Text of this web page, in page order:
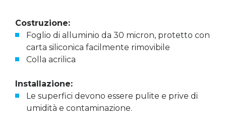
Costruzione:
Foglio di alluminio da 30 micron, protetto con
carta siliconica facilmente rimovibile
Colla acrilica
Installazione:
Le superfici devono essere pulite e prive di
umidità e contaminazione.